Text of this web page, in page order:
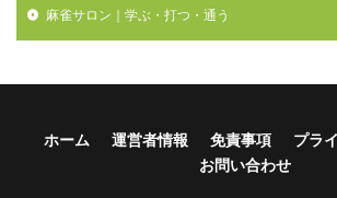
 麻雀サロン｜学ぶ・打つ・通う
ホーム 運営者情報 免責事項
プラ
お問い合わせ